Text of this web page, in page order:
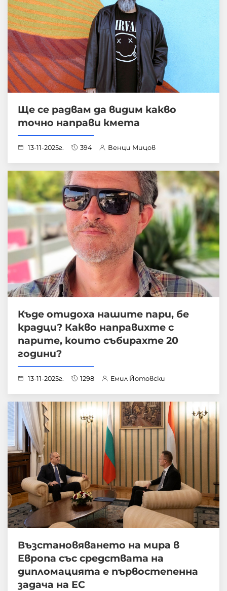
Ще се радвам да видим какво
точно направи кмета
13-11-2025г. 394 Венци Мицов
Къде отидоха нашите пари, бе
крадци? Какво направихте с
парите, които събирахте 20
години?
13-11-2025г. 1298 Емил Йотовски
Възстановяването на мира в
Европа със средствата на
дипломацията е първостепенна
задача на ЕС